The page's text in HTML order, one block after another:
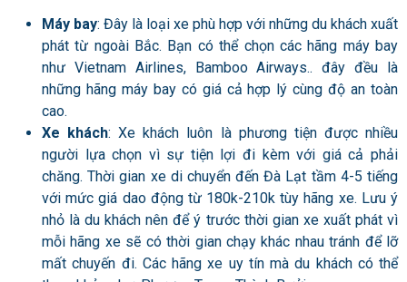
Máy bay: Đây là loại xe phù hợp với những du khách xuất
phát từ ngoài Bắc. Bạn có thể chọn các hãng máy bay
như Vietnam Airlines, Bamboo Airways.. đây đều là
những hãng máy bay có giá cả hợp lý cùng độ an toàn
cao.
Xe khách: Xe khách luôn là phương tiện được nhiều
người lựa chọn vì sự tiện lợi đi kèm với giá cả phải
chăng. Thời gian xe di chuyển đến Đà Lạt tầm 4-5 tiếng
với mức giá dao động từ 180k-210k tùy hãng xe. Lưu ý
nhỏ là du khách nên để ý trước thời gian xe xuất phát vì
mỗi hãng xe sẽ có thời gian chạy khác nhau tránh để lỡ
mất chuyến đi. Các hãng xe uy tín mà du khách có thể